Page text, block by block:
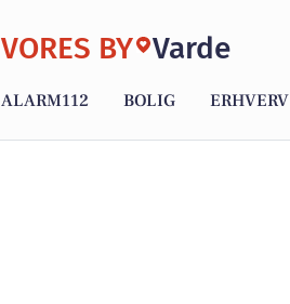
VORES BY Varde
ALARM112 BOLIG ERHVERV